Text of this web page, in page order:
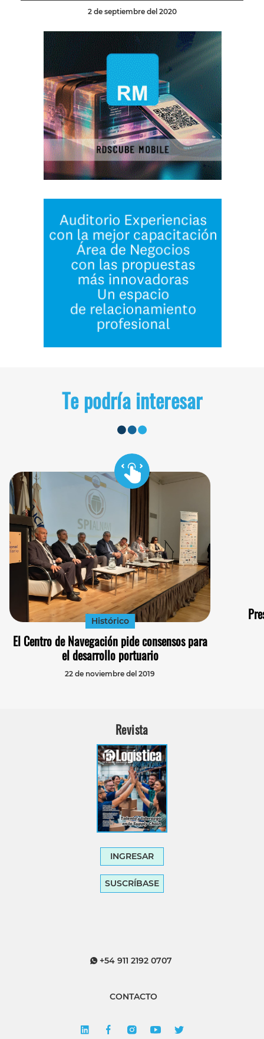
2 de septiembre del 2020
Te podría interesar
Histórico
El Centro de Navegación pide consensos para
el desarrollo portuario
22 de noviembre del 2019
Revista
INGRESAR
SUSCRÍBASE
+54 911 2192 0707
CONTACTO